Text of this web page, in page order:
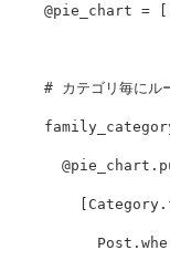
@pie_chart =
# カテゴリ毎にル
@pie_chart .
Category .
Post .